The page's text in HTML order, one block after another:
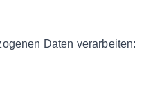
Daten verarbeiten: